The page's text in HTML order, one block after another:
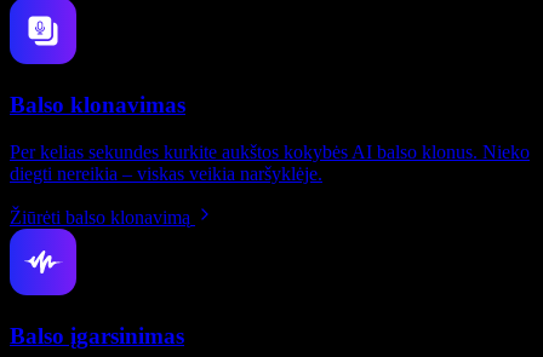
Balso klonavimas
Per kelias sekundes kurkite aukštos kokybės AI balso klonus. Nieko
diegti nereikia – viskas veikia naršyklėje.
Žiūrėti balso klonavimą
Balso įgarsinimas